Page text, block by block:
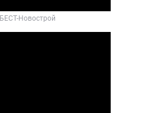
БЕСТ-Новострой